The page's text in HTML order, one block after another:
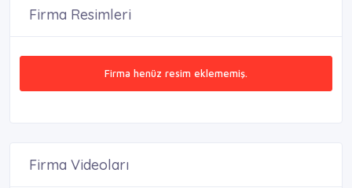
Firma Resimleri
Firma henüz resim eklememiş.
Firma Videoları